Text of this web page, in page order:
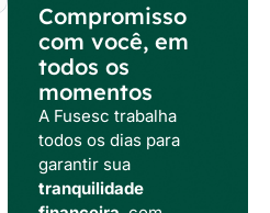
Compromisso
com você, em
todos os
momentos
A Fusesc trabalha
todos os dias para
garantir sua
tranquilidade